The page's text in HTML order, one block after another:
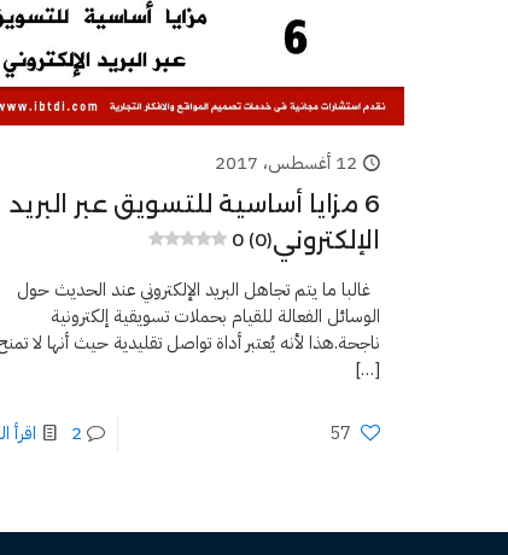
12 أغسطس، 2017
6 مزايا أساسية للتسويق عبر البريد
الإلكتروني0 (0)
غالبا ما يتم تجاهل البريد الإلكتروني عند الحديث حول
الوسائل الفعالة للقيام بحملات تسويقية إلكترونية
ناجحة.هذا لأنه يُعتبر أداة تواصل تقليدية حيث أنها لا
[…]
57
2 اقرأ